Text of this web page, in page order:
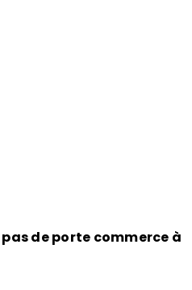
pas de porte commerce à